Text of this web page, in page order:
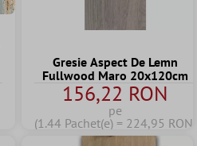
Gresie Aspect De Lemn
Fullwood Maro 20x120cm
156,22 RON
pe
(1.44 Pachet(e) = 224,95 RON)